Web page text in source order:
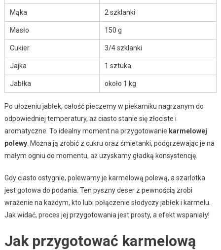
Mąka 2 szklanki
Masło 150 g
Cukier 3/4 szklanki
Jajka 1 sztuka
Jabłka około 1 kg
Po ułożeniu jabłek, całość pieczemy w piekarniku nagrzanym do
odpowiedniej temperatury, aż ciasto stanie się złociste i
aromatyczne. To idealny moment na przygotowanie karmelowej
polewy. Można ją zrobić z cukru oraz śmietanki, podgrzewając je na
małym ogniu do momentu, aż uzyskamy gładką konsystencję.
Gdy ciasto ostygnie, polewamy je karmelową polewą, a szarlotka
jest gotowa do podania. Ten pyszny deser z pewnością zrobi
wrażenie na każdym, kto lubi połączenie słodyczy jabłek i karmelu.
Jak widać, proces jej przygotowania jest prosty, a efekt wspaniały!
Jak przygotować karmelową